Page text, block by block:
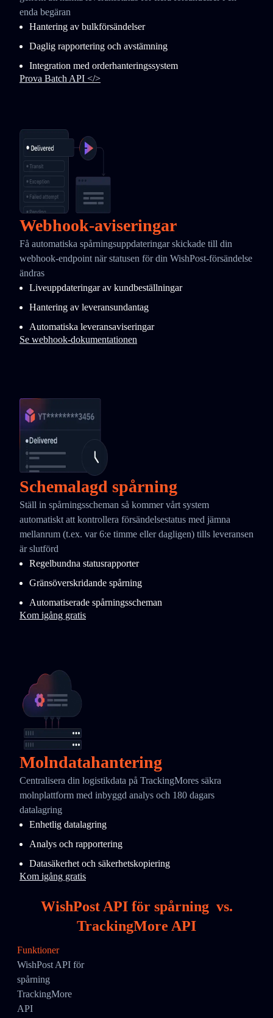
enda begäran
Hantering av bulkförsändelser
Daglig rapportering och avstämning
Integration med orderhanteringssystem
Prova Batch API </>
Webhook-aviseringar
Få automatiska spårningsuppdateringar skickade till din
webhook-endpoint när statusen för din WishPost-försändelse
ändras
Liveuppdateringar av kundbeställningar
Hantering av leveransundantag
Automatiska leveransaviseringar
Se webhook-dokumentationen
Schemalagd spårning
Ställ in spårningsscheman så kommer vårt system
automatiskt att kontrollera försändelsestatus med jämna
mellanrum (t.ex. var 6:e timme eller dagligen) tills leveransen
är slutförd
Regelbundna statusrapporter
Gränsöverskridande spårning
Automatiserade spårningsscheman
Kom igång gratis
Molndatahantering
Centralisera din logistikdata på TrackingMores säkra
molnplattform med inbyggd analys och 180 dagars
datalagring
Enhetlig datalagring
Analys och rapportering
Datasäkerhet och säkerhetskopiering
Kom igång gratis
WishPost API för spårning vs.
TrackingMore API
Funktioner
WishPost API för
spårning
TrackingMore
API